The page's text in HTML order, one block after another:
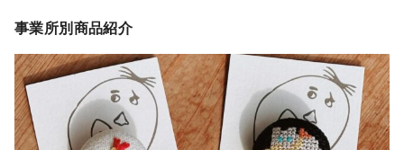
事業所別商品紹介